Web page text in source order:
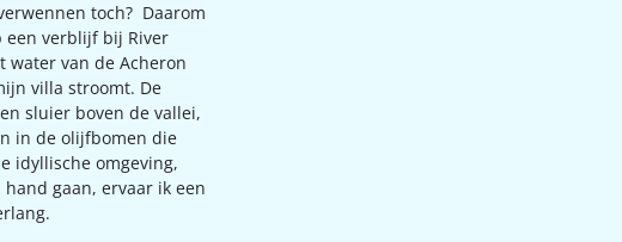
toch? Daarom
een verblijf bij River
water van de Acheron
villa stroomt. De
sluier boven de vallei,
in de olijfbomen die
idyllische omgeving,
gaan, ervaar ik een